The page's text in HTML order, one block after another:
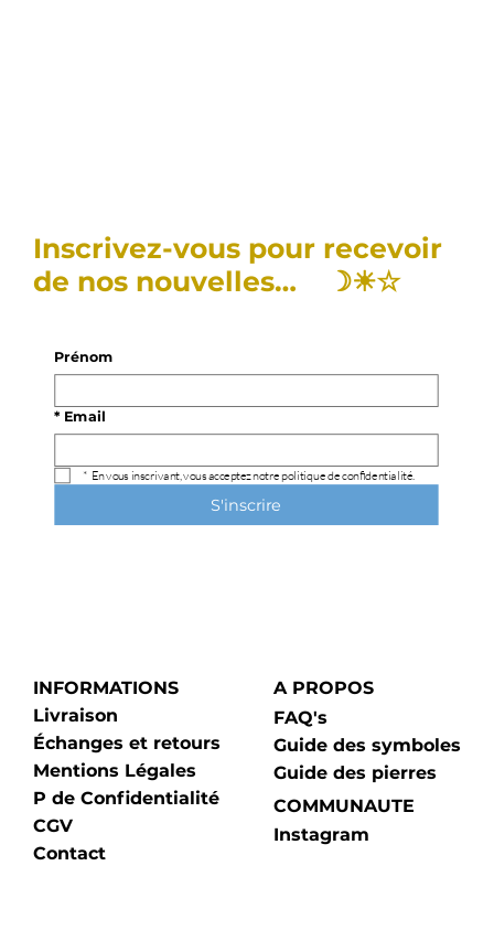
Prénom
* Email
* En vous inscrivant, vous acceptez notre politique de confidentialité.
S'inscrire
Inscrivez-vous pour recevoir
de nos nouvelles… ☽☀︎☆
INFORMATIONS
Livraison
Échanges et retours
Mentions Légales
P de Confidentialité
CGV
Contact
A PROPOS
FAQ's
Guide des symboles
Guide des pierres
COMMUNAUTE
Instagram